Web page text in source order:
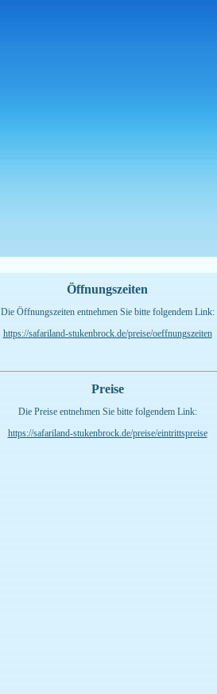
Öffnungszeiten
Die Öffnungszeiten entnehmen Sie bitte folgendem Link:
https://safariland-stukenbrock.de/preise/oeffnungszeiten
Preise
Die Preise entnehmen Sie bitte folgendem Link:
https://safariland-stukenbrock.de/preise/eintrittspreise